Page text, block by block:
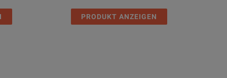
PRODUKT ANZEIGEN